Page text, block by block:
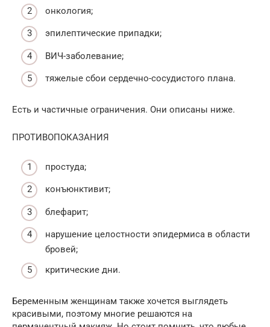
онкология;
эпилептические припадки;
ВИЧ-заболевание;
тяжелые сбои сердечно-сосудистого плана.
Есть и частичные ограничения. Они описаны ниже.
ПРОТИВОПОКАЗАНИЯ
простуда;
конъюнктивит;
блефарит;
нарушение целостности эпидермиса в области
бровей;
критические дни.
Беременным женщинам также хочется выглядеть
красивыми, поэтому многие решаются на